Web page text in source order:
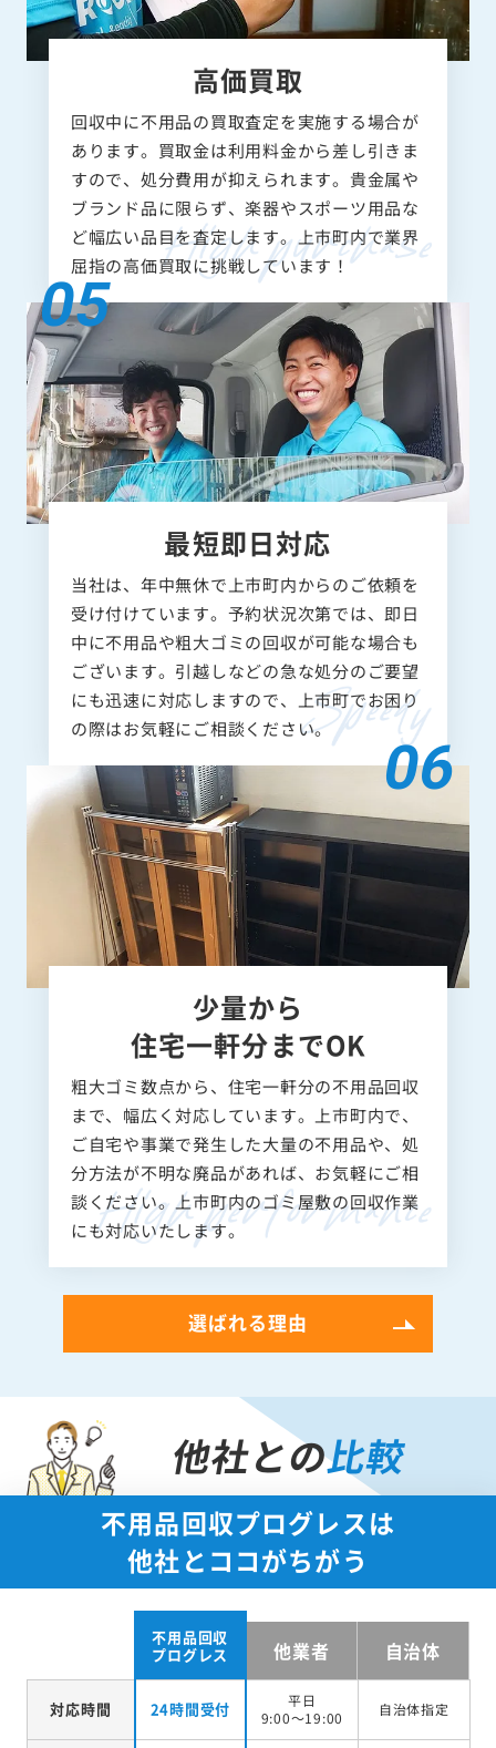
高価買取
回収中に不用品の買取査定を実施する場合が
あります。買取金は利用料金から差し引きま
すので、処分費用が抑えられます。貴金属や
ブランド品に限らず、楽器やスポーツ用品な
ど幅広い品目を査定します。上市町内で業界
屈指の高価買取に挑戦しています！
最短即日対応
当社は、年中無休で上市町内からのご依頼を
受け付けています。予約状況次第では、即日
中に不用品や粗大ゴミの回収が可能な場合も
ございます。引越しなどの急な処分のご要望
にも迅速に対応しますので、上市町でお困り
の際はお気軽にご相談ください。
少量から
住宅一軒分までOK
粗大ゴミ数点から、住宅一軒分の不用品回収
まで、幅広く対応しています。上市町内で、
ご自宅や事業で発生した大量の不用品や、処
分方法が不明な廃品があれば、お気軽にご相
談ください。上市町内のゴミ屋敷の回収作業
にも対応いたします。
選ばれる理由
他社との比較
不用品回収プログレスは
他社とココがちがう
不用品回収
プログレス
他業者 自治体
対応時間 24時間受付
平日
9:00～19:00
自治体指定